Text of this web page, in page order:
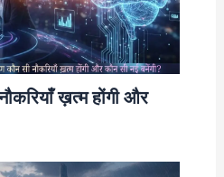
ख़त्म होंगी और